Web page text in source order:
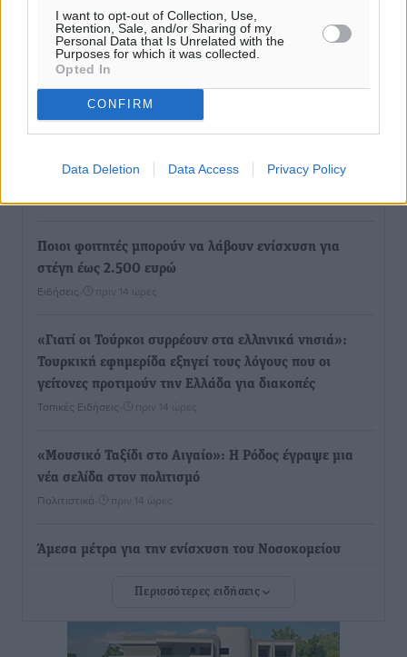
I want to opt-out of Collection, Use,
Retention, Sale, and/or Sharing of my
Personal Data that Is Unrelated with the
Purposes for which it was collected.
Opted In
CONFIRM
Data Deletion Data Access Privacy Policy
αναχωρούν από Πειραιά, Ραφήνα και Λαύριο
Ειδήσεις• πριν 13 ώρες
Τοπικές Ειδήσεις• πριν 13 ώρες
βιοασφάλειας
Ποιοι φοιτητές μπορούν να λάβουν ενίσχυση για
στέγη έως 2.500 ευρώ
Ειδήσεις πριν 14 ώρες
«Γιατί οι Τούρκοι συρρέουν στα ελληνικά νησιά»:
Τουρκική εφημερίδα εξηγεί τους λόγους που οι
γείτονες προτιμούν την Ελλάδα για διακοπές
Τοπικές Ειδήσεις πριν 14 ώρες
«Μουσικό Ταξίδι στο Αιγαίο»: Η Ρόδος έγραψε μια
νέα σελίδα στον πολιτισμό
Πολιτιστικά πριν 14 ώρες
Άμεσα μέτρα για την ενίσχυση του Νοσοκομείου
ανακοίνωσε ο Άδωνις Γεωργιάδης
Περισσότερες ειδήσεις